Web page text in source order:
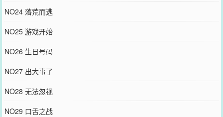
NO24 落荒而逃
NO25 游戏开始
NO26 生日号码
NO27 出大事了
NO28 无法忽视
NO29 口舌之战